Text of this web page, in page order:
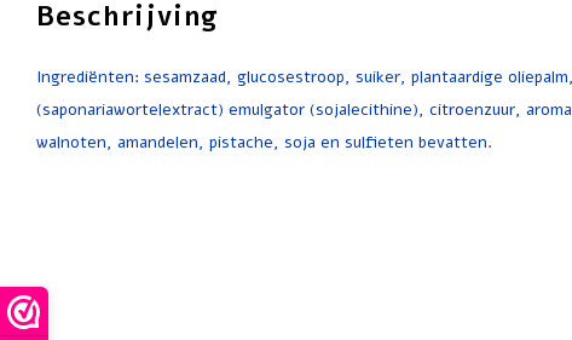
Beschrijving
Ingrediënten: sesamzaad, glucosestroop, suiker, plantaardige
(saponariawortelextract) emulgator (sojalecithine), citroenzuur,
walnoten, amandelen, pistache, soja en sulfieten bevatten.